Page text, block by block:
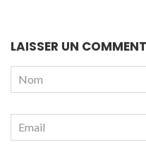
LAISSER UN